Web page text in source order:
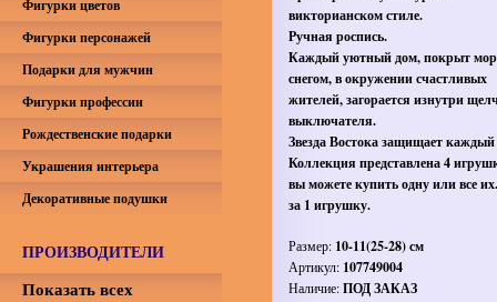
викторианском стиле.
Ручная роспись.
Каждый уютный дом, покрыт
снегом, в окружении счастливых
жителей, загорается изнутри
выключателя.
Звезда Востока защищает
Коллекция представлена 4
вы можете купить одну или все
за 1 игрушку.
Размер: 10-11(25-28) см
Артикул: 107749004
Наличие:ПОД ЗАКАЗ
Фигурки цветов
Фигурки персонажей
Подарки для мужчин
Фигурки профессии
Рождественские подарки
Украшения интерьера
Декоративные подушки
ПРОИЗВОДИТЕЛИ
Показать всех